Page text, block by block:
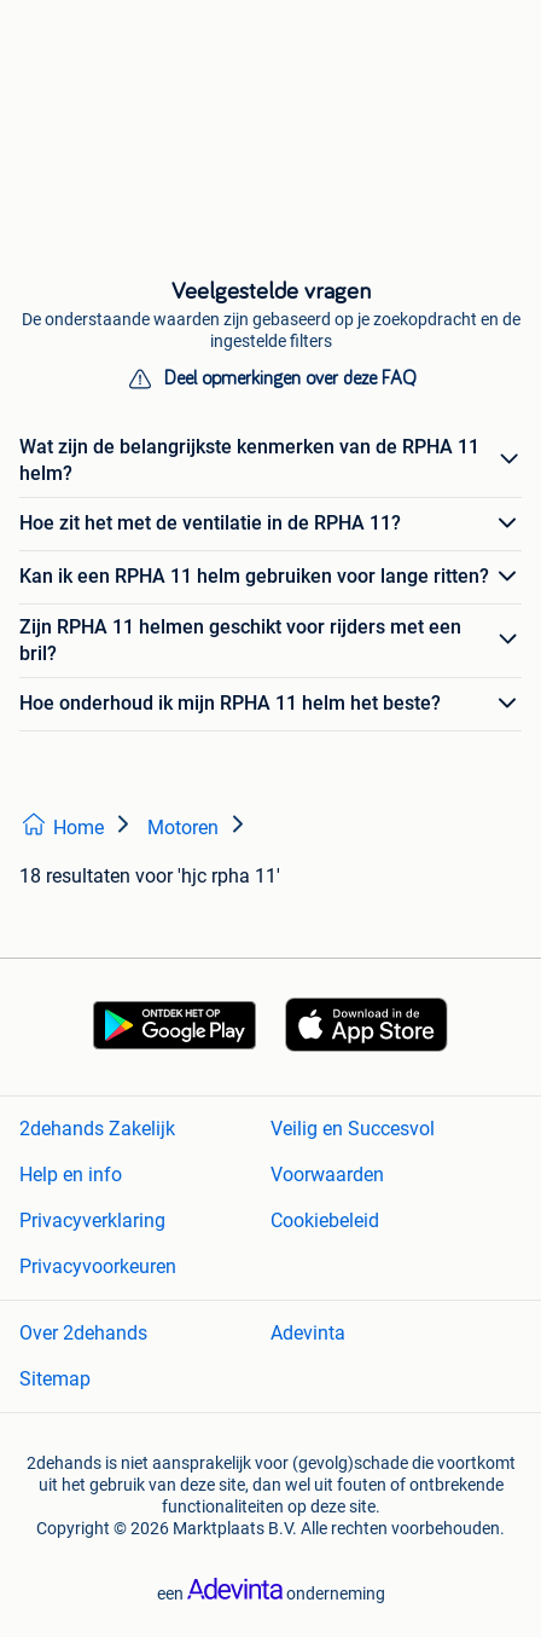
Veelgestelde vragen
De onderstaande waarden zijn gebaseerd op je zoekopdracht en de
ingestelde filters
Deel opmerkingen over deze FAQ
Wat zijn de belangrijkste kenmerken van de RPHA 11
helm?
Hoe zit het met de ventilatie in de RPHA 11?
Kan ik een RPHA 11 helm gebruiken voor lange ritten?
Zijn RPHA 11 helmen geschikt voor rijders met een
bril?
Hoe onderhoud ik mijn RPHA 11 helm het beste?
Home Motoren
18 resultaten voor 'hjc rpha 11'
2dehands Zakelijk
Veilig en Succesvol
Help en info
Voorwaarden
Privacyverklaring
Cookiebeleid
Privacyvoorkeuren
Over 2dehands
Adevinta
Sitemap
2dehands is niet aansprakelijk voor (gevolg)schade die voortkomt
uit het gebruik van deze site, dan wel uit fouten of ontbrekende
functionaliteiten op deze site.
Copyright © 2026 Marktplaats B.V. Alle rechten voorbehouden.
een onderneming